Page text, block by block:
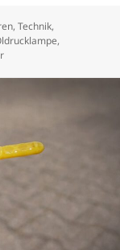
,Technik,
,
zu Öldruckschalter ist es